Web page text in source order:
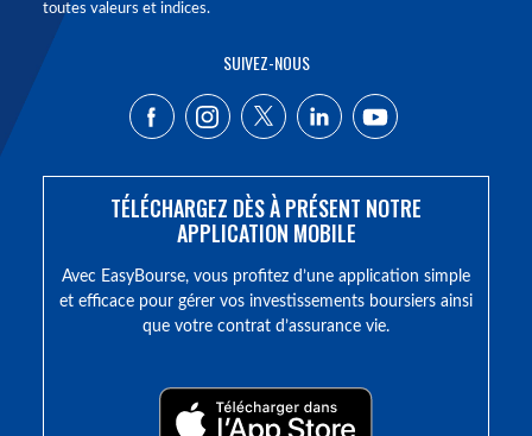
toutes valeurs et indices.
SUIVEZ-NOUS
TÉLÉCHARGEZ DÈS À PRÉSENT NOTRE
APPLICATION MOBILE
Avec EasyBourse, vous profitez d’une application simple
et efficace pour gérer vos investissements boursiers ainsi
que votre contrat d’assurance vie.